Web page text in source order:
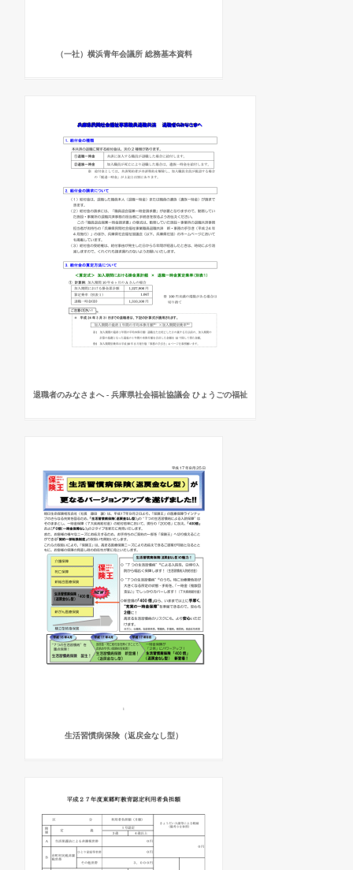
（一社）横浜青年会議所 総務基本資料
退職者のみなさまへ - 兵庫県社会福祉協議会 ひょうごの福祉
生活習慣病保険（返戻金なし型）